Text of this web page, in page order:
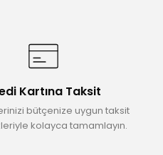
Kartına Taksit
bütçenize uygun taksit
kolayca tamamlayın.